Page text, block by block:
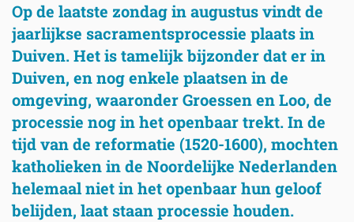
Op de laatste zondag in augustus vindt de
jaarlijkse sacramentsprocessie plaats in
Duiven. Het is tamelijk bijzonder dat er in
Duiven, en nog enkele plaatsen in de
omgeving, waaronder Groessen en Loo, de
processie nog in het openbaar trekt. In de
tijd van de reformatie (1520-1600), mochten
katholieken in de Noordelijke Nederlanden
helemaal niet in het openbaar hun geloof
belijden, laat staan processie houden.